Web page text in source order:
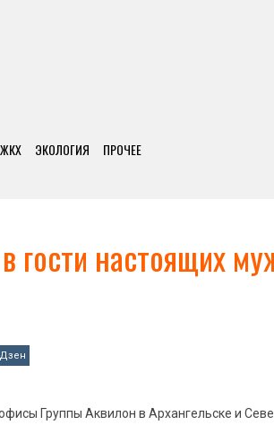
ЖКХ ЭКОЛОГИЯ ПРОЧЕЕ
гости настоящих
Дзен
Группы Аквилон в Архангельске и